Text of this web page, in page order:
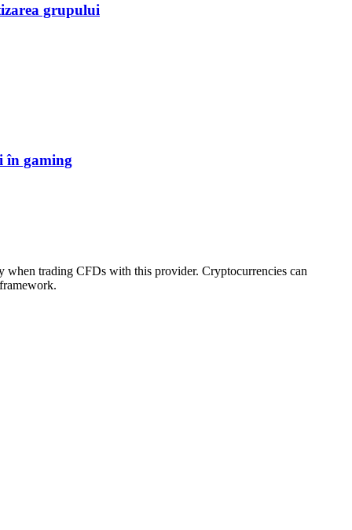
grupului
în gaming
when trading CFDs with this provider. Cryptocurrencies can